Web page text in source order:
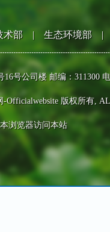
术部 | 生态环境部 |
号公司楼 邮编：311300
Officialwebsite 版权所有,
浏览器访问本站